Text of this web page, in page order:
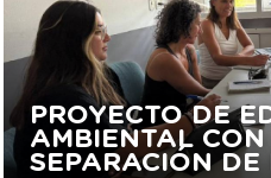
PROYECTO DE
AMBIENTAL
SEPARACIÓN DE